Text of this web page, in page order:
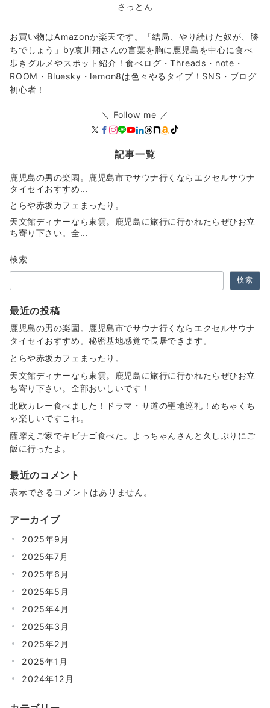
さっとん
お買い物はAmazonか楽天です。「結局、やり続けた奴が、勝
ちでしょう」by哀川翔さんの言葉を胸に鹿児島を中心に食べ
歩きグルメやスポット紹介！食べログ・Threads・note・
ROOM・Bluesky・lemon8は色々やるタイプ！SNS・ブログ
初心者！
＼ Follow me ／
記事一覧
鹿児島の男の楽園。鹿児島市でサウナ行くならエクセルサウナ
タイセイおすすめ...
とらや赤坂カフェまったり。
天文館ディナーなら東雲。鹿児島に旅行に行かれたらぜひお立
ち寄り下さい。全...
検索
検索
最近の投稿
鹿児島の男の楽園。鹿児島市でサウナ行くならエクセルサウナ
タイセイおすすめ。秘密基地感覚で長居できます。
とらや赤坂カフェまったり。
天文館ディナーなら東雲。鹿児島に旅行に行かれたらぜひお立
ち寄り下さい。全部おいしいです！
北欧カレー食べました！ドラマ・サ道の聖地巡礼！めちゃくち
ゃ楽しいですこれ。
薩摩えご家でキビナゴ食べた。よっちゃんさんと久しぶりにご
飯に行ったよ。
最近のコメント
表示できるコメントはありません。
アーカイブ
2025年9月
2025年7月
2025年6月
2025年5月
2025年4月
2025年3月
2025年2月
2025年1月
2024年12月